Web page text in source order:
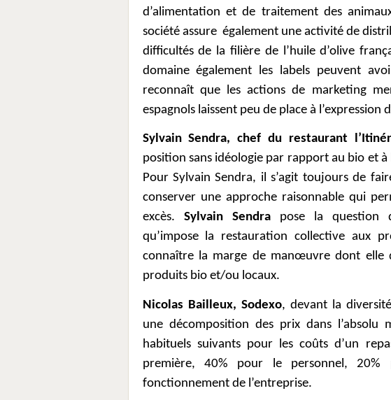
d’alimentation et de traitement des
société assure également une activité de
difficultés de la filière de l’huile d’olive
domaine également les labels peuvent
reconnaît que les actions de marketing
espagnols laissent peu de place à l’expression
Sylvain Sendra, chef du restaurant
position sans idéologie par rapport au bio et à
Pour Sylvain Sendra, il s’agit toujours de
conserver une approche raisonnable qui
excès. Sylvain Sendrapose la question
qu’impose la restauration collective aux
connaître la marge de manœuvre dont elle
produits bio et/ou locaux.
Nicolas Bailleux, Sodexo, devant la
une décomposition des prix dans l’absolu
habituels suivants pour les coûts d’un
première, 40% pour le personnel,
fonctionnement de l’entreprise.